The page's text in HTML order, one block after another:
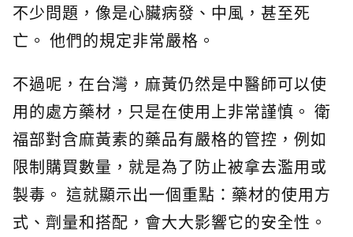
不少問題，像是心臟病發、中風，甚至死
亡。 他們的規定非常嚴格。
不過呢，在台灣，麻黃仍然是中醫師可以使
用的處方藥材，只是在使用上非常謹慎。 衛
福部對含麻黃素的藥品有嚴格的管控，例如
限制購買數量，就是為了防止被拿去濫用或
製毒。 這就顯示出一個重點：藥材的使用方
式、劑量和搭配，會大大影響它的安全性。